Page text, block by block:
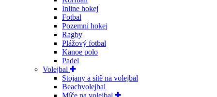
Inline hokej
Fotbal
Pozemní hokej
Ragby
Plážový fotbal
Kanoe polo
Padel
Volejbal
Stojany a sítě na volejbal
Beachvolejbal
Míče na volejbal